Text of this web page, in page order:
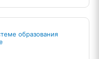
образования